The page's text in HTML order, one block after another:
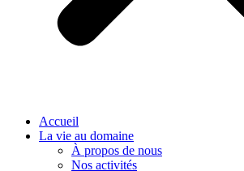
Accueil
La vie au domaine
À propos de nous
Nos activités